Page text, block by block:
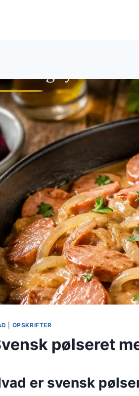
OPSKRIFTER
pølseret
er svensk